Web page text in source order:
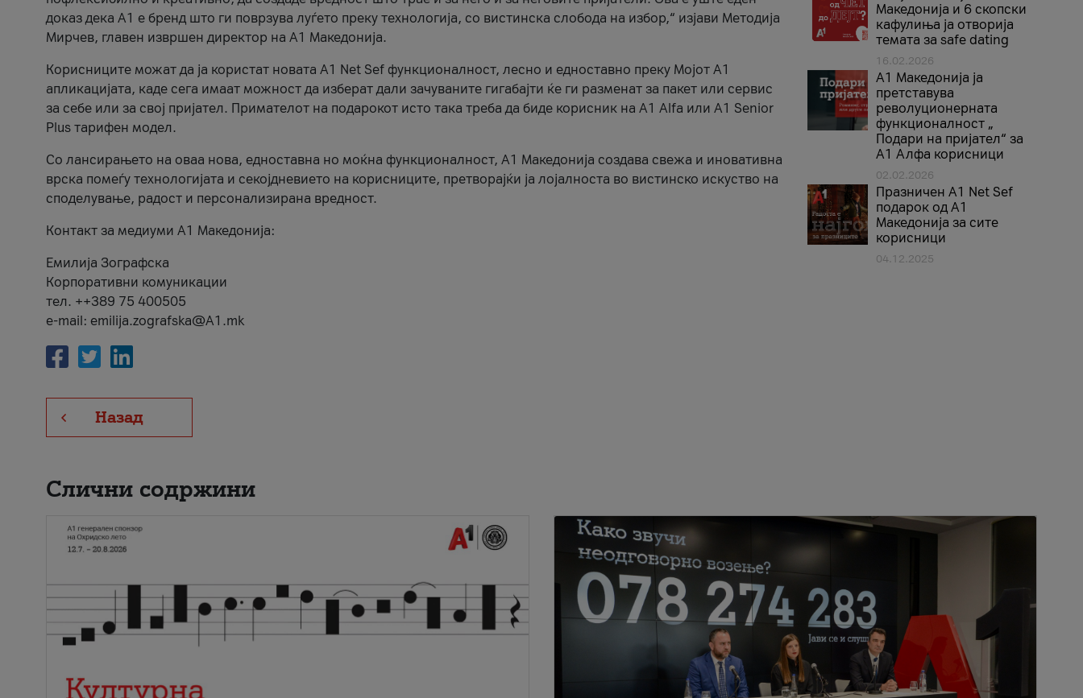
доказ дека А1 е бренд што ги поврзува луѓето преку технологија, со вистинска слобода на избор,“ изјави Методија
Мирчев, главен извршен директор на А1 Македонија.
Корисниците можат да ја користат новата А1 Net Sef функционалност, лесно и едноставно преку Мојот А1
апликацијата, каде сега имаат можност да изберат дали зачуваните гигабајти ќе ги разменат за пакет или сервис
за себе или за свој пријател. Примателот на подарокот исто така треба да биде корисник на А1 Alfa или A1 Senior
Plus тарифен модел.
Со лансирањето на оваа нова, едноставна но моќна функционалност, А1 Македонија создава свежа и иновативна
врска помеѓу технологијата и секојдневието на корисниците, претворајќи ја лојалноста во вистинско искуство на
споделување, радост и персонализирана вредност.
Контакт за медиуми А1 Македонија:
Емилија Зографска
Корпоративни комуникации
тел. ++389 75 400505
e-mail: emilija.zografska@A1.mk
Назад
Македонија и 6 скопски
кафулиња ја отворија
темата за safe dating
16.02.2026
А1 Македонија ја
претставува
револуционерната
функционалност „
Подари на пријател“ за
А1 Алфа корисници
02.02.2026
Празничен A1 Net Sеf
подарок од А1
Македонија за сите
корисници
04.12.2025
Слични содржини